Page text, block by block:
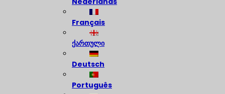
Français
ქართული
Deutsch
Português